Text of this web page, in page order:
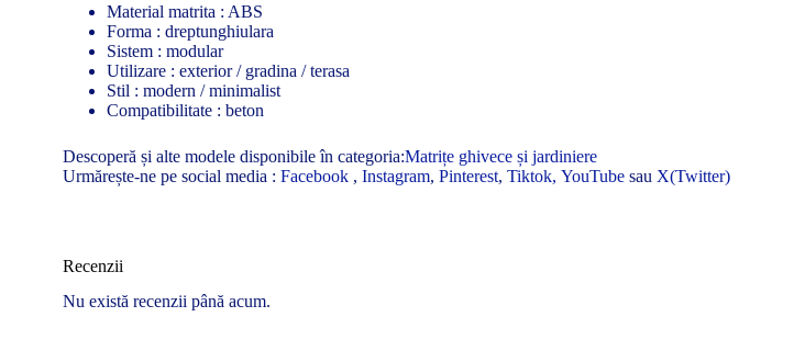
Material matrita : ABS
Forma : dreptunghiulara
Sistem : modular
Utilizare : exterior / gradina / terasa
Stil : modern / minimalist
Compatibilitate : beton
Descoperă și alte modele disponibile în categoria:Matrițe ghivece și jardiniere
Urmărește-ne pe social media : Facebook , Instagram, Pinterest, Tiktok, YouTube sau X(Twitter)
Recenzii
Nu există recenzii până acum.